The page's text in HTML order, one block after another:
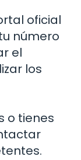
oficial
número
el
los
o tienes